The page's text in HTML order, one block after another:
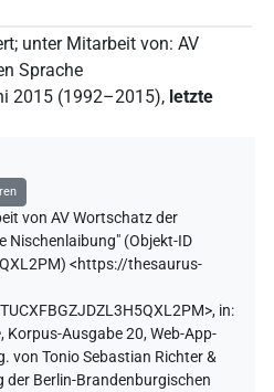
; unter Mitarbeit von: AV
Sprache
2015 (1992–2015), letzte
von AV Wortschatz der
Nischenlaibung" (Objekt-ID
) <https://thesaurus-
, in:
, Korpus-Ausgabe 20, Web-App-
von Tonio Sebastian Richter &
der Berlin-Brandenburgischen